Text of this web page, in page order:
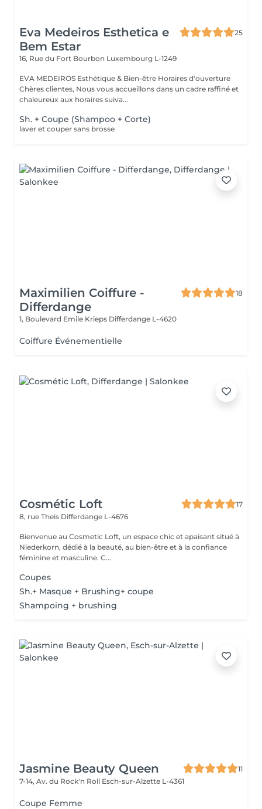
Eva Medeiros Esthetica e
Bem Estar
25
16, Rue du Fort Bourbon Luxembourg L-1249
EVA MEDEIROS Esthétique & Bien-être Horaires d'ouverture
Chères clientes, Nous vous accueillons dans un cadre raffiné et
chaleureux aux horaires suiva...
Sh. + Coupe (Shampoo + Corte)
laver et couper sans brosse
Maximilien Coiffure -
Differdange
18
1, Boulevard Emile Krieps Differdange L-4620
Coiffure Événementielle
Cosmétic Loft
17
8, rue Theis Differdange L-4676
Bienvenue au Cosmetic Loft, un espace chic et apaisant situé à
Niederkorn, dédié à la beauté, au bien-être et à la confiance
féminine et masculine. C...
Coupes
Sh.+ Masque + Brushing+ coupe
Shampoing + brushing
Jasmine Beauty Queen
11
7-14, Av. du Rock'n Roll Esch-sur-Alzette L-4361
Coupe Femme